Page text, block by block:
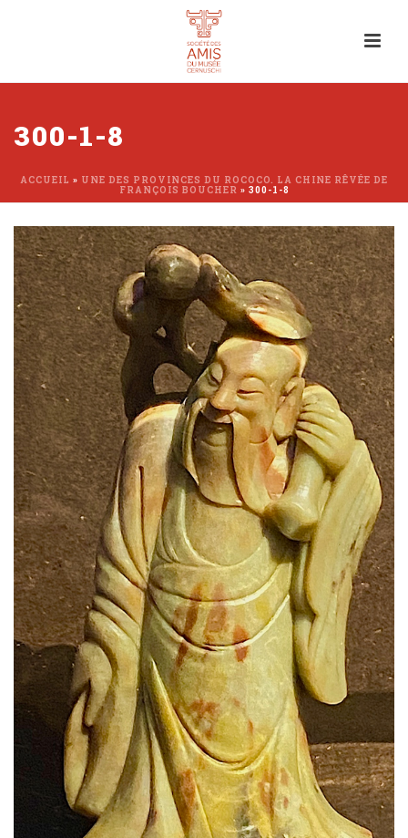
300-1-8
ACCUEIL » UNE DES PROVINCES DU ROCOCO. LA CHINE RÊVÉE DE
FRANÇOIS BOUCHER » 300-1-8